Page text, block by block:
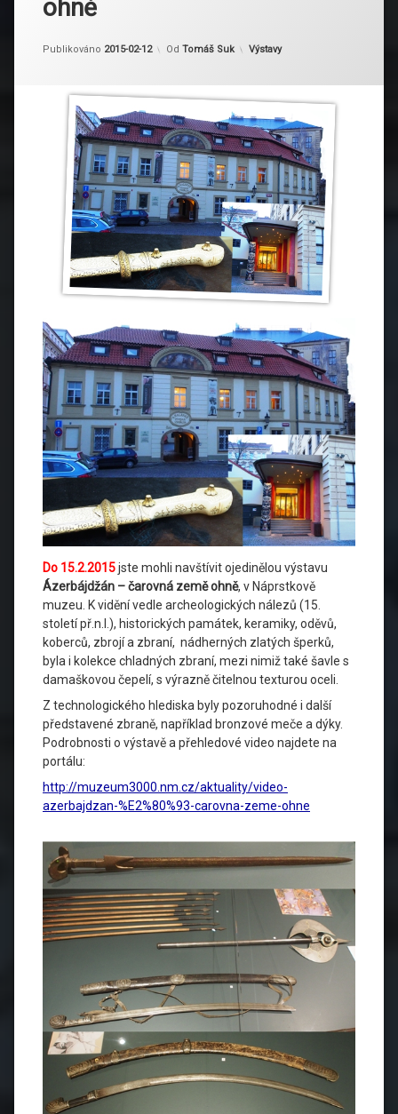
ohně
Publikováno 2015-02-12 Od Tomáš Suk Kategorie:
Výstavy
Do 15.2.2015jste mohli navštívit ojedinělou výstavu
Ázerbájdžán – čarovná země ohně, v Náprstkově
muzeu. K vidění vedle archeologických nálezů (15.
století př.n.l.), historických památek, keramiky, oděvů,
koberců, zbrojí a zbraní, nádherných zlatých šperků,
byla i kolekce chladných zbraní, mezi nimiž také šavle s
damaškovou čepelí, s výrazně čitelnou texturou oceli.
Z technologického hlediska byly pozoruhodné i další
představené zbraně, například bronzové meče a dýky.
Podrobnosti o výstavě a přehledové video najdete na
portálu:
http://muzeum3000.nm.cz/aktuality/video-
azerbajdzan-%E2%80%93-carovna-zeme-ohne